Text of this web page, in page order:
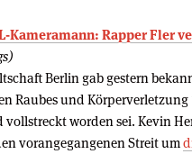
Kameramann: Rapper Fler
Berlin gab gestern
Raubes und Körperverletzung
vollstreckt worden sei. Kevin
vorangegangenen Streit um